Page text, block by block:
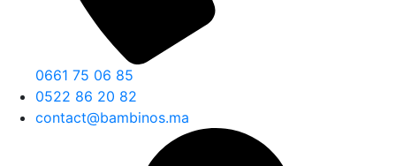
0661 75 06 85
0522 86 20 82
contact@bambinos.ma